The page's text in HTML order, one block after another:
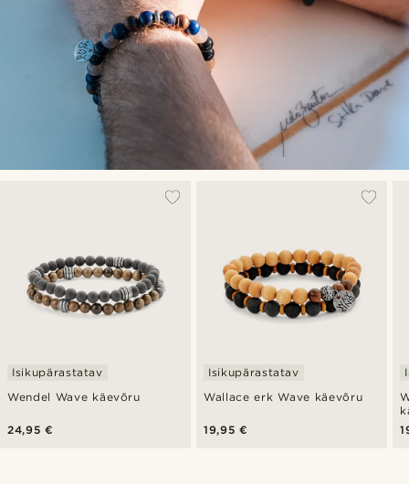
Wendel Wave käevõru
Isikupärastatav
24,95 €
Wallace erk Wave käevõru
Isikupärastatav
19,95 €